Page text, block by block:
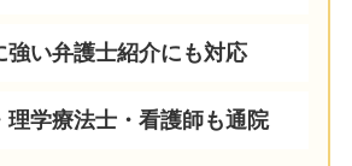
強い弁護士紹介にも対応
理学療法士・看護師も通院